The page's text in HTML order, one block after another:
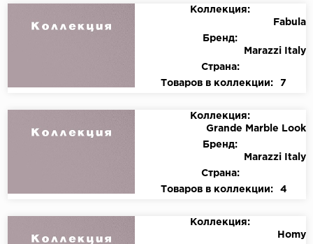
Коллекция:
Fabula
Бренд:
Marazzi Italy
Страна:
Товаров в коллекции:
7
Коллекция:
Grande Marble Look
Бренд:
Marazzi Italy
Страна:
Товаров в коллекции:
4
Коллекция:
Homy